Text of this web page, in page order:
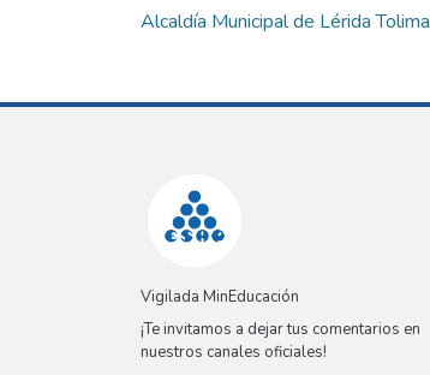
Alcaldía Municipal de Lérida Tolima
Vigilada MinEducación
¡Te invitamos a dejar tus comentarios en
nuestros canales oficiales!